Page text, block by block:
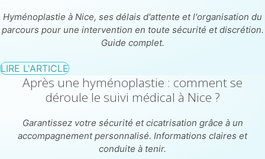
Hyménoplastie à Nice, ses délais d'attente et l'organisation du
parcours pour une intervention en toute sécurité et discrétion.
Guide complet.
LIRE L'ARTICLE
Après une hyménoplastie : comment se
déroule le suivi médical à Nice ?
Garantissez votre sécurité et cicatrisation grâce à un
accompagnement personnalisé. Informations claires et
conduite à tenir.